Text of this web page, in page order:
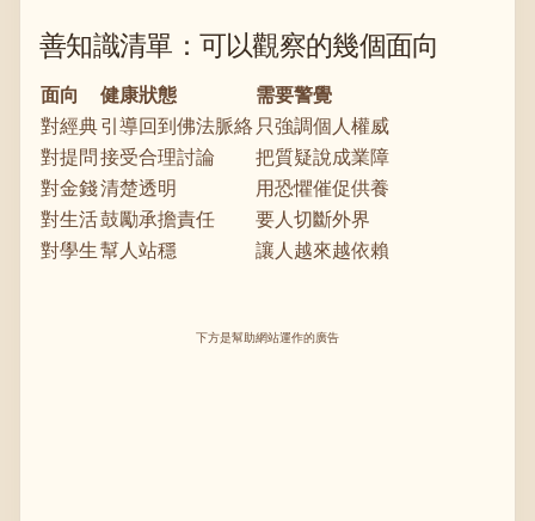
善知識清單：可以觀察的幾個面向
面向 健康狀態
需要警覺
對經典引導回到佛法脈絡 只強調個人權威
對提問 接受合理討論
把質疑說成業障
對金錢清楚透明
用恐懼催促供養
對生活鼓勵承擔責任
要人切斷外界
對學生幫人站穩 讓人越來越依賴
下方是幫助網站運作的廣告